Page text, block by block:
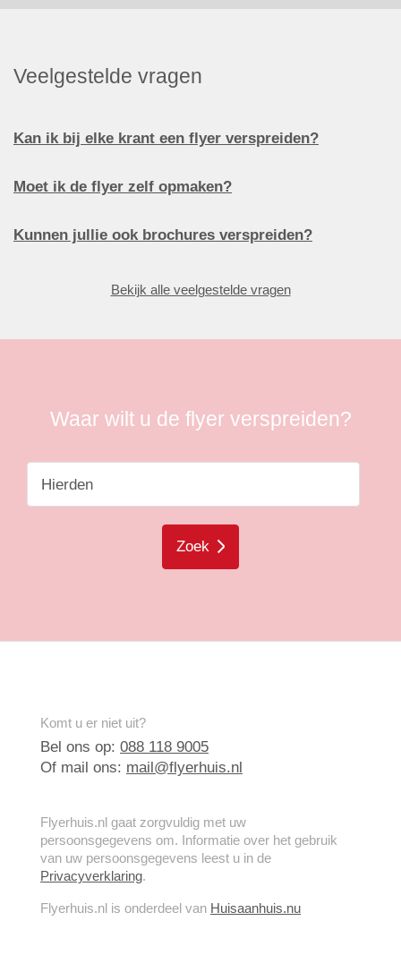
Veelgestelde vragen
Kan ik bij elke krant een flyer verspreiden?
Moet ik de flyer zelf opmaken?
Kunnen jullie ook brochures verspreiden?
Bekijk alle veelgestelde vragen
Waar wilt u de flyer verspreiden?
Zoek
Komt u er niet uit?
Bel ons op: 088 118 9005
Of mail ons: mail@flyerhuis.nl
Flyerhuis.nl gaat zorgvuldig met uw
persoonsgegevens om. Informatie over het gebruik
van uw persoonsgegevens leest u in de
Privacyverklaring.
Flyerhuis.nl is onderdeel van Huisaanhuis.nu